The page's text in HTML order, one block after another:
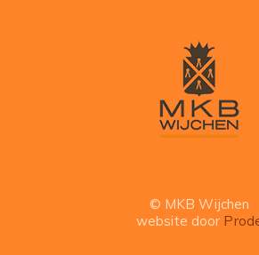
© MKB Wijchen
website door